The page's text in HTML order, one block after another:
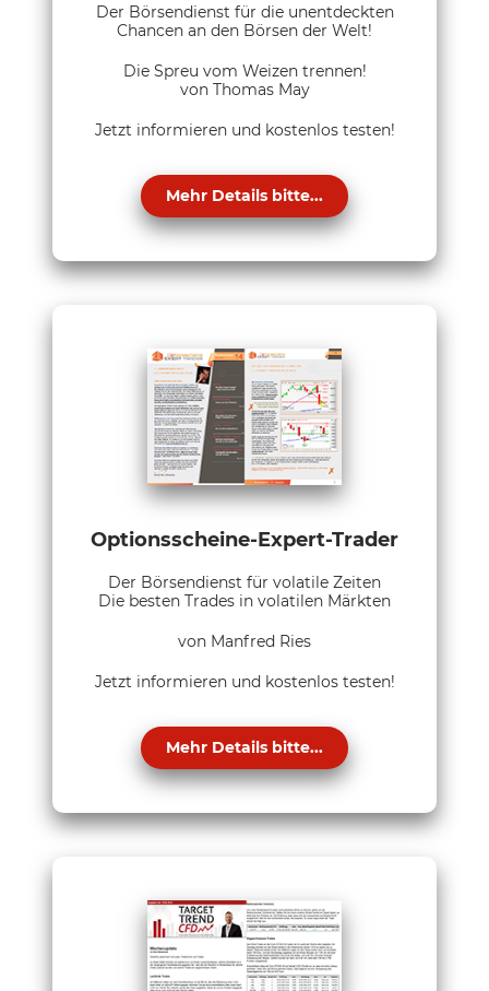
Der Börsendienst für die unentdeckten
Chancen an den Börsen der Welt!
Die Spreu vom Weizen trennen!
von Thomas May
Jetzt informieren und kostenlos testen!
Mehr Details bitte...
Optionsscheine-Expert-Trader
Der Börsendienst für volatile Zeiten
Die besten Trades in volatilen Märkten
von Manfred Ries
Jetzt informieren und kostenlos testen!
Mehr Details bitte...